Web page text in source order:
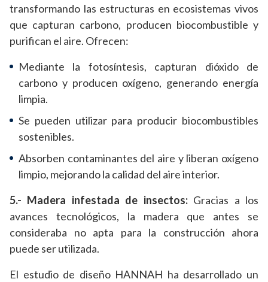
transformando las estructuras en ecosistemas vivos
que capturan carbono, producen biocombustible y
purifican el aire. Ofrecen:
Mediante la fotosíntesis, capturan dióxido de
carbono y producen oxígeno, generando energía
limpia.
Se pueden utilizar para producir biocombustibles
sostenibles.
Absorben contaminantes del aire y liberan oxígeno
limpio, mejorando la calidad del aire interior.
5.- Madera infestada de insectos:Gracias a los
avances tecnológicos, la madera que antes se
consideraba no apta para la construcción ahora
puede ser utilizada.
El estudio de diseño HANNAH ha desarrollado un